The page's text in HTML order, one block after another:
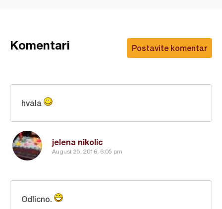
Postavite komentar
Komentari
jelena nikolic
August 25, 2016, 6:05 pm
hvala
Odlicno.